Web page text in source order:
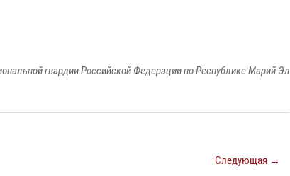
гвардии Российской Федерации по Республике Марий Эл
Следующая →